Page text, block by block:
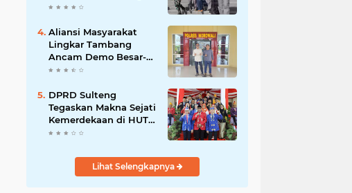
Sekdes Tamainusi Ikut
Aliansi Masyarakat
Lingkar Tambang
Ancam Demo Besar-
Besaran di PT Vale
DPRD Sulteng
Tegaskan Makna Sejati
Kemerdekaan di HUT
ke-80 RI
Lihat Selengkapnya